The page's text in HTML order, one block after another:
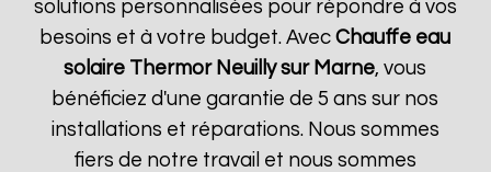
solutions personnalisées pour répondre à vos
besoins et à votre budget. AvecChauffe eau
solaire Thermor Neuilly sur Marne, vous
bénéficiez d'une garantie de 5 ans sur nos
installations et réparations. Nous sommes
fiers de notre travail et nous sommes